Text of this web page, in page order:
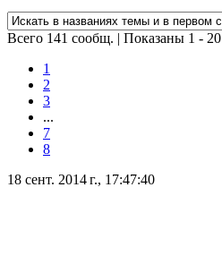
Всего 141 сообщ. | Показаны 1 - 20
1
2
3
...
7
8
18 сент. 2014 г., 17:47:40